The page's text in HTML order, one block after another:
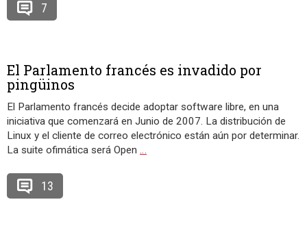
7
El Parlamento francés es invadido por
pingüinos
El Parlamento francés decide adoptar software libre, en una
iniciativa que comenzará en Junio de 2007. La distribución de
Linux y el cliente de correo electrónico están aún por determinar.
La suite ofimática será Open …
13